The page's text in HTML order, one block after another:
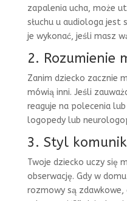
zapalenia ucha, może
słuchu u audiologa jest
je wykonać, jeśli masz
2. Rozumienie
Zanim dziecko zacznie
mówią inni. Jeśli
reaguje na polecenia
logopedy lub
3. Styl
Twoje dziecko uczy się
obserwację. Gdy w
rozmowy są zdawkowe,